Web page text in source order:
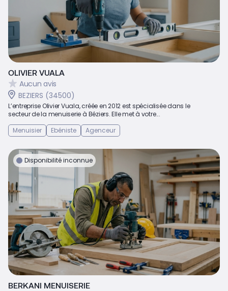
OLIVIER VUALA
Aucun avis
BEZIERS (34500)
L’entreprise Olivier Vuala, créée en 2012 est spécialisée dans le
secteur de la menuiserie à Béziers. Elle met à votre...
Menuisier
Ebéniste Agenceur
Disponibilité inconnue
BERKANI MENUISERIE